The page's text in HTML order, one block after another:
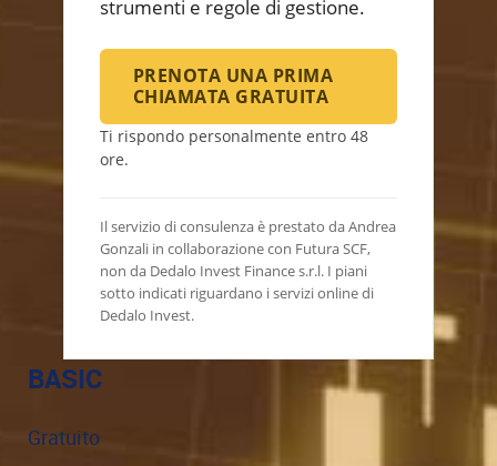
strumenti e regole di gestione.
PRENOTA UNA PRIMA
CHIAMATA GRATUITA
Ti rispondo personalmente entro 48
ore.
Il servizio di consulenza è prestato da Andrea
Gonzali in collaborazione con Futura SCF,
non da Dedalo Invest Finance s.r.l. I piani
sotto indicati riguardano i servizi online di
Dedalo Invest.
BASIC
Gratuito